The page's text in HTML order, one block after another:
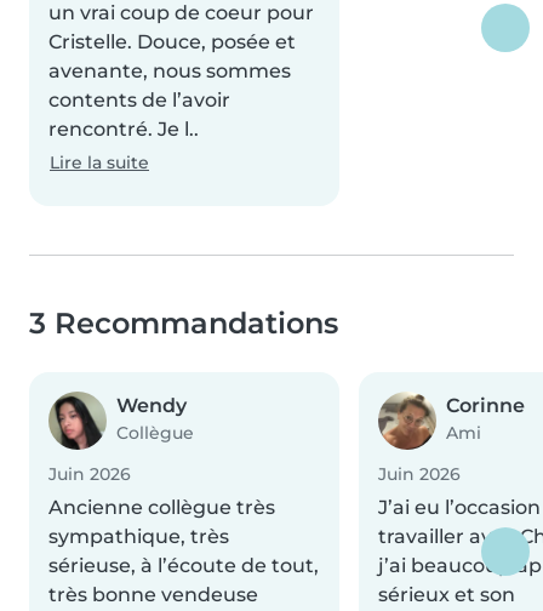
un vrai coup de coeur pour
Cristelle. Douce, posée et
avenante, nous sommes
contents de l’avoir
rencontré. Je l..
Lire la suite
3 Recommandations
Wendy
Collègue
Juin 2026
Ancienne collègue très
sympathique, très
sérieuse, à l’écoute de tout,
très bonne vendeuse
Corinne
Ami
Juin 2026
J’ai eu
travailler avec
j’ai beaucoup
sérieux et son